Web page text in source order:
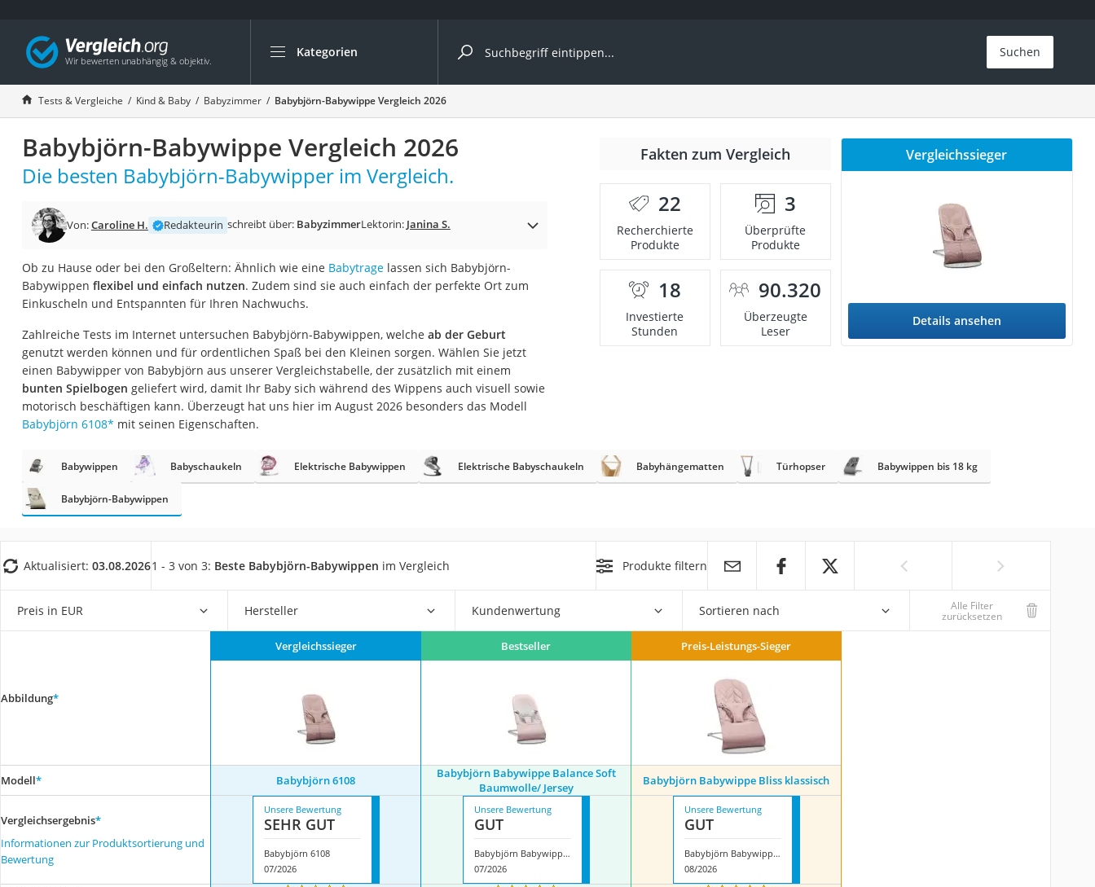
Kategorien
Die beliebtesten Vergleiche nach Kategorie
Kind & Baby
Babyphone mit 2 Kameras
Walkie-Talkie Kinder
Kindermatratzen
Babywippe
Rollschuhe für Kinder
Laufrad
Kinderschubkarre
Kinderuhr
Babyphone
Treppenschutzgitter
Kindersitz ab 4 Jahren
Kinderroller 3 Räder
Ferngesteuertes Auto
Barfußschuhe Kinder
Ferngesteuerter Hubschrauber
Service
Suchen
Tests & Vergleiche Kind & Baby Babyzimmer Babybjörn-Babywippe Vergleich 2026
Babybjörn-Babywippe Vergleich 2026
Die besten Babybjörn-Babywipper im Vergleich.
Von:Caroline H. Redakteurin schreibt über: BabyzimmerLektorin: Janina S.
Ob zu Hause oder bei den Großeltern: Ähnlich wie eine Babytragelassen sich Babybjörn-
Babywippen flexibel und einfach nutzen. Zudem sind sie auch einfach der perfekte Ort zum
Einkuscheln und Entspannten für Ihren Nachwuchs.
Zahlreiche Tests im Internet untersuchen Babybjörn-Babywippen, welche ab der Geburt
genutzt werden können und für ordentlichen Spaß bei den Kleinen sorgen. Wählen Sie jetzt
einen Babywipper von Babybjörn aus unserer Vergleichstabelle, der zusätzlich mit einem
bunten Spielbogen geliefert wird, damit Ihr Baby sich während des Wippens auch visuell sowie
motorisch beschäftigen kann. Überzeugt hat uns hier im August 2026 besonders das Modell
Babybjörn 6108* mit seinen Eigenschaften.
Fakten zum Vergleich
22
Recherchierte
Produkte
3
Überprüfte
Produkte
18
Investierte
Stunden
90.320
Überzeugte
Leser
Vergleichssieger
Details ansehen
Babywippen Babyschaukeln Elektrische Babywippen Elektrische Babyschaukeln Babyhängematten Türhopser Babywippen bis 18 kg
Babybjörn-Babywippen
Aktualisiert: 03.08.20261 - 3 von 3: Beste Babybjörn-Babywippen im Vergleich Produkte filtern
Preis in EUR Hersteller Kundenwertung Sortieren nach Alle Filter
zurücksetzen
Abbildung*
Vergleichssieger Bestseller Preis-Leistungs-Sieger
Modell* Babybjörn 6108
Babybjörn Babywippe Balance Soft
Baumwolle/ Jersey
Babybjörn Babywippe Bliss klassisch
Vergleichsergebnis*
Informationen zur Produktsortierung und
Bewertung
Unsere Bewertung
SEHR GUT
Babybjörn 6108
07/2026
Unsere Bewertung
GUT
Babybjörn Babywippe Balance Soft Baumwolle/ Jersey
07/2026
Unsere Bewertung
GUT
Babybjörn Babywippe Bliss klassisch
08/2026